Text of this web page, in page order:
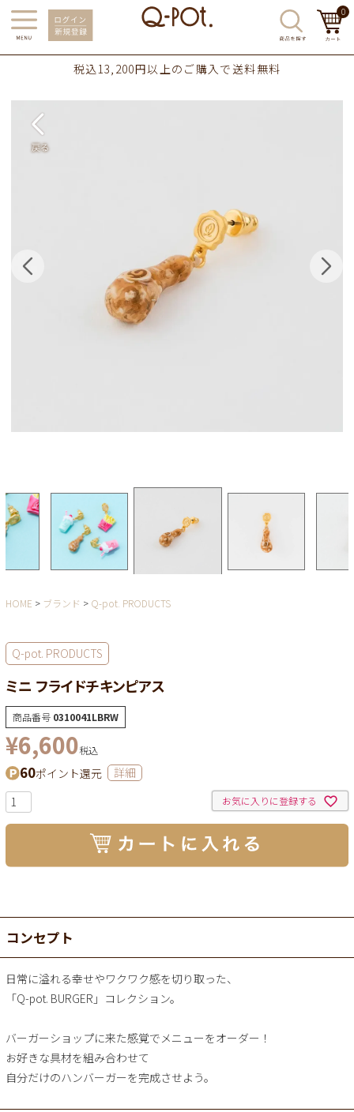
0
税込13,200円以上のご購入で送料無料
HOME ブランド Q-pot. PRODUCTS
Q-pot. PRODUCTS
ミニ フライドチキンピアス
商品番号 0310041LBRW
¥6,600税込
60ポイント還元 詳細
お気に入りに登録する
コンセプト
日常に溢れる幸せやワクワク感を切り取った、
「Q-pot. BURGER」コレクション。
バーガーショップに来た感覚でメニューをオーダー！
お好きな具材を組み合わせて
自分だけのハンバーガーを完成させよう。